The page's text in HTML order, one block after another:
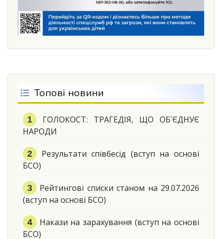
Топові новини
ГОЛОКОСТ: ТРАГЕДІЯ, ЩО ОБ`ЄДНУЄ
НАРОДИ
Результати співбесід (вступ на основі
БСО)
Рейтингові списки станом на 29.07.2026
(вступ на основі БСО)
Накази на зарахування (вступ на основі
БСО)